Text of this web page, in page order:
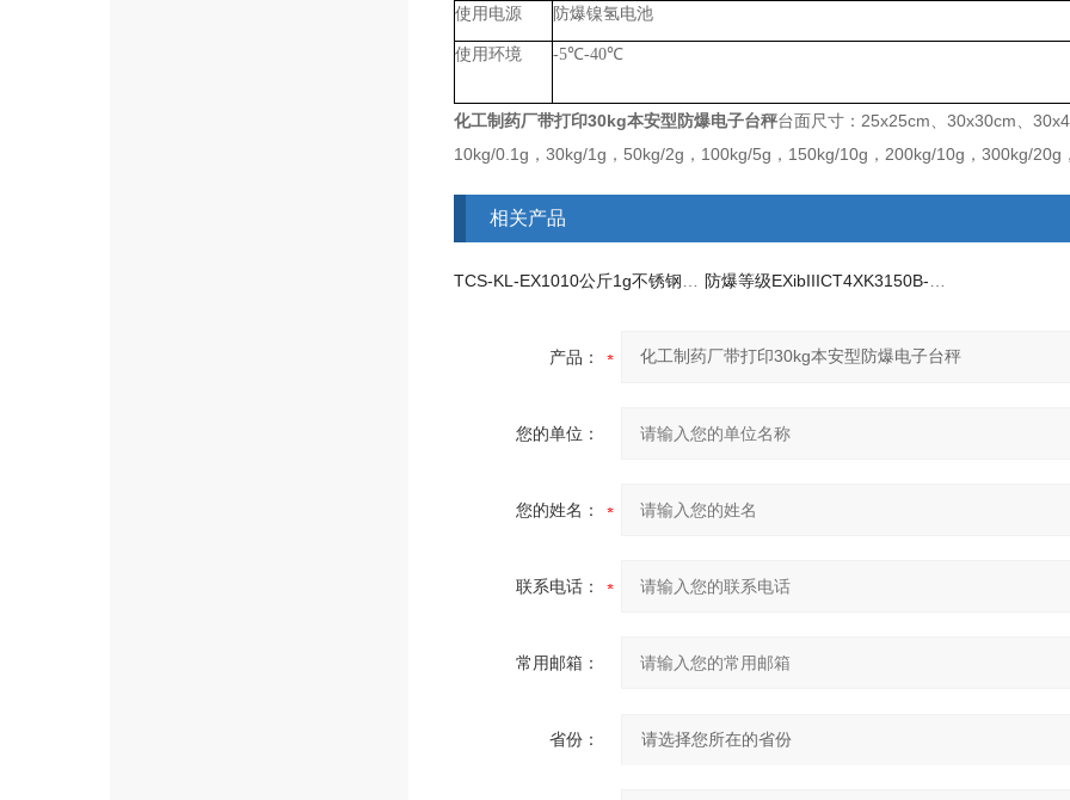
使用电源 防爆镍氢电池
使用环境 -5℃-40℃
化工制药厂带打印30kg本安型防爆电子台秤台面尺寸：25x25cm、30x30cm、
10kg/0.1g，30kg/1g，50kg/2g，100kg/5g， 150kg/10g，200kg/10g，300kg/20g
相关产品
产品：
您的单位：
您的姓名：
联系电话：
常用邮箱：
省份：